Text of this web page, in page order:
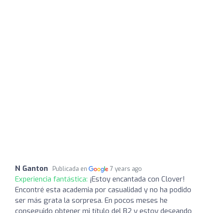
N Ganton Publicada en 7 years ago
Experiencia fantástica: ¡Estoy encantada con Clover!
Encontré esta academia por casualidad y no ha podido
ser más grata la sorpresa. En pocos meses he
conseguido obtener mi título del B2 y estoy deseando